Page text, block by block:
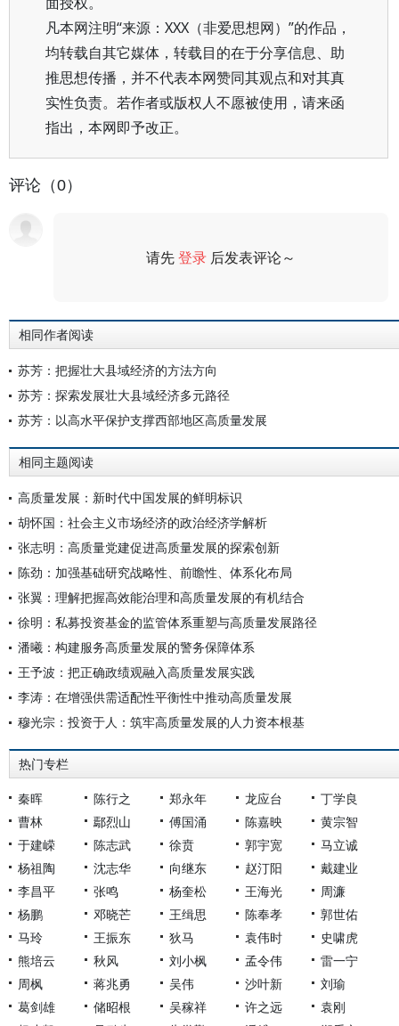
凡本网注明“来源：XXX（非爱思想网）”的作品，
均转载自其它媒体，转载目的在于分享信息、助
推思想传播，并不代表本网赞同其观点和对其真
实性负责。若作者或版权人不愿被使用，请来函
指出，本网即予改正。
评论（0）
请先登录 后发表评论～
相同作者阅读
苏芳：把握壮大县域经济的方法方向
苏芳：探索发展壮大县域经济多元路径
苏芳：以高水平保护支撑西部地区高质量发展
相同主题阅读
高质量发展：新时代中国发展的鲜明标识
胡怀国：社会主义市场经济的政治经济学解析
张志明：高质量党建促进高质量发展的探索创新
陈劲：加强基础研究战略性、前瞻性、体系化布局
张翼：理解把握高效能治理和高质量发展的有机结合
徐明：私募投资基金的监管体系重塑与高质量发展路径
潘曦：构建服务高质量发展的警务保障体系
王予波：把正确政绩观融入高质量发展实践
李涛：在增强供需适配性平衡性中推动高质量发展
穆光宗：投资于人：筑牢高质量发展的人力资本根基
热门专栏
秦晖 陈行之 郑永年 龙应台
丁学良
曹林
鄢烈山 傅国涌 陈嘉映
黄宗智
于建嵘
陈志武 徐贲 郭宇宽
马立诚
杨祖陶
沈志华 向继东 赵汀阳
戴建业
李昌平
张鸣 杨奎松 王海光
周濂
杨鹏
邓晓芒 王缉思 陈奉孝
郭世佑
马玲
王振东 狄马 袁伟时
史啸虎
熊培云
秋风 刘小枫 孟令伟
雷一宁
周枫
蒋兆勇 吴伟 沙叶新
刘瑜
葛剑雄
储昭根 吴稼祥 许之远
袁刚